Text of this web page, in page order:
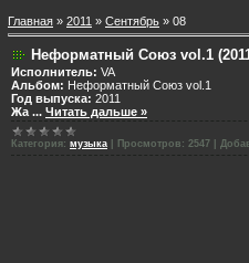
Главная » 2011 » Сентябрь » 08
Неформатный Союз vol.1
Исполнитель: VA
Альбом: Неформатный Союз vol.1
Год выпуска: 2011
Жа ... Читать дальше »
Категория: музыка Просмотров: 2547